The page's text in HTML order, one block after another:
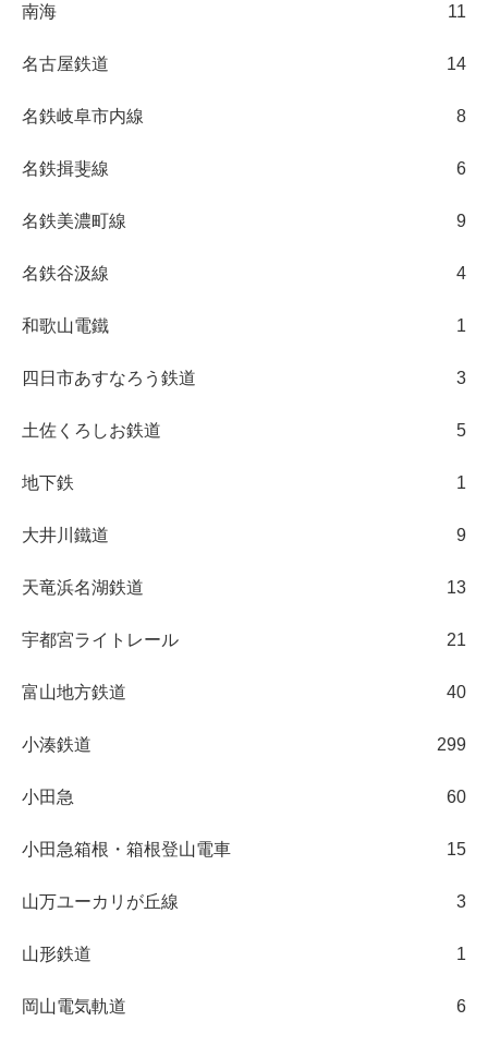
南海 11
名古屋鉄道 14
名鉄岐阜市内線 8
名鉄揖斐線 6
名鉄美濃町線 9
名鉄谷汲線 4
和歌山電鐵 1
四日市あすなろう鉄道 3
土佐くろしお鉄道 5
地下鉄 1
大井川鐵道 9
天竜浜名湖鉄道 13
宇都宮ライトレール 21
富山地方鉄道 40
小湊鉄道 299
小田急 60
小田急箱根・箱根登山電車 15
山万ユーカリが丘線 3
山形鉄道 1
岡山電気軌道 6